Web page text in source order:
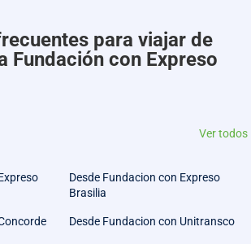
para viajar de
Fundación con Expreso
Ver todos
Desde Fundacion con Expreso
Brasilia
Desde Fundacion con Unitransco